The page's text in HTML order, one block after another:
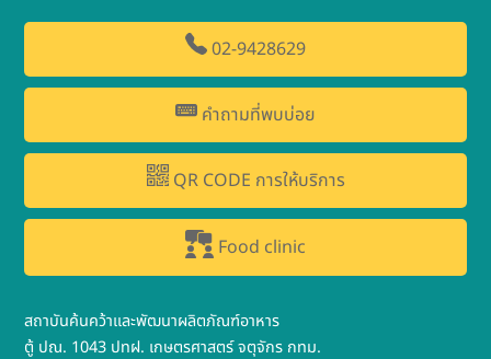
02-9428629
คำถามที่พบบ่อย
QR CODE การให้บริการ
Food clinic
สถาบันค้นคว้าและพัฒนาผลิตภัณฑ์อาหาร
ตู้ ปณ. 1043 ปทฝ. เกษตรศาสตร์ จตุจักร กทม.